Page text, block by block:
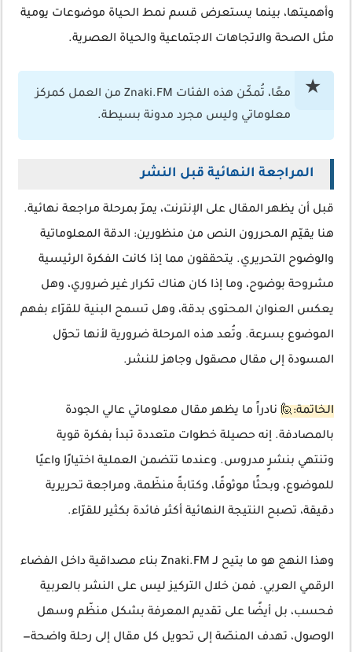
وأهميتها، بينما يستعرض قسم نمط الحياة موضوعات يومية
مثل الصحة والاتجاهات الاجتماعية والحياة العصرية.
معًا، تُمكّن هذه الفئات Znaki.FM من العمل كمركز
معلوماتي وليس مجرد مدونة بسيطة.
المراجعة النهائية قبل النشر
قبل أن يظهر المقال على الإنترنت، يمرّ بمرحلة مراجعة نهائية.
هنا يقيّم المحررون النص من منظورين: الدقة المعلوماتية
والوضوح التحريري. يتحققون مما إذا كانت الفكرة الرئيسية
مشروحة بوضوح، وما إذا كان هناك تكرار غير ضروري، وهل
يعكس العنوان المحتوى بدقة، وهل تسمح البنية للقرّاء بفهم
الموضوع بسرعة. وتُعد هذه المرحلة ضرورية لأنها تحوّل
المسودة إلى مقال مصقول وجاهز للنشر.
الخاتمة:🙋 نادراً ما يظهر مقال معلوماتي عالي الجودة
بالمصادفة. إنه حصيلة خطوات متعددة تبدأ بفكرة قوية
وتنتهي بنشرٍ مدروس. وعندما تتضمن العملية اختيارًا واعيًا
للموضوع، وبحثًا موثوقًا، وكتابةً منظّمة، ومراجعة تحريرية
دقيقة، تصبح النتيجة النهائية أكثر فائدة بكثير للقرّاء.
وهذا النهج هو ما يتيح لـ Znaki.FM بناء مصداقية داخل الفضاء
الرقمي العربي. فمن خلال التركيز ليس على النشر بالعربية
فحسب، بل أيضًا على تقديم المعرفة بشكل منظّم وسهل
الوصول، تهدف المنصّة إلى تحويل كل مقال إلى رحلة واضحة—